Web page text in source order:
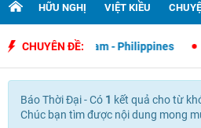
HỮU NGHỊ VIỆT KIỀU
CHUYÊN ĐỀ:
giao Việt Nam - Philippines
Báo Thời Đại - Có 1 kết quả chotừ
Chúc bạn tìm được nội dung mong